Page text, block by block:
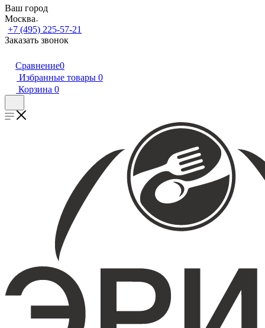
Ваш город
Москва
+7 (495) 225-57-21
Заказать звонок
Сравнение0
Избранные товары 0
Корзина 0